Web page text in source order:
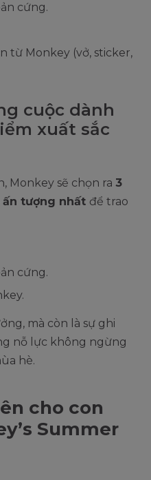
cứng.
từ Monkey (vở, sticker,
cuộc dành
xuất sắc
Monkey sẽ chọn ra 3
tượng nhất để trao
cứng.
mà còn là sự ghi
nỗ lực không ngừng
hè.
cho con
Summer